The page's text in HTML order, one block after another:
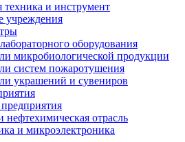
и инструмент
учреждения
оборудования
микробиологической продукции
систем пожаротушения
украшений и сувениров
нефтехимическая отрасль
и микроэлектроника